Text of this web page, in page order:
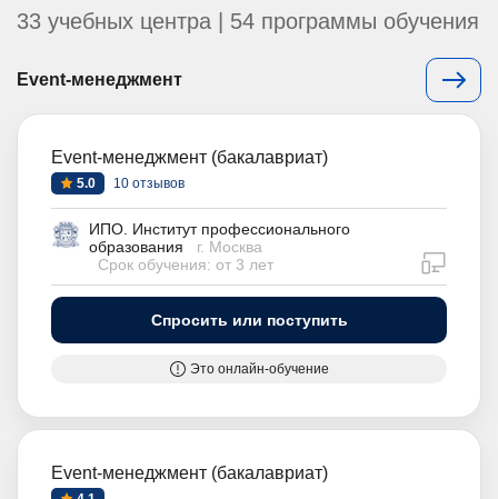
33 учебных центра | 54 программы обучения
Event-менеджмент
Event-менеджмент (бакалавриат)
5.0 10 отзывов
ИПО. Институт профессионального
образования
г. Москва
Срок обучения: от 3 лет
Спросить или поступить
Это онлайн-обучение
Event-менеджмент (бакалавриат)